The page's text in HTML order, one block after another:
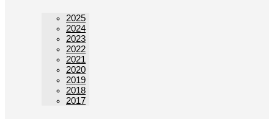
2025
2024
2023
2022
2021
2020
2019
2018
2017